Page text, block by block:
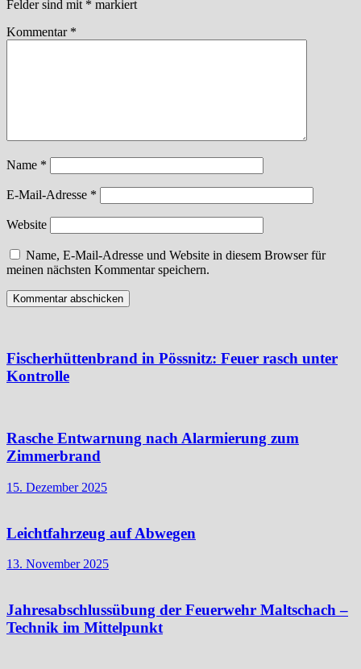
Felder sind mit * markiert
Kommentar *
Name *
E-Mail-Adresse *
Website
Name, E-Mail-Adresse und Website in diesem Browser für
meinen nächsten Kommentar speichern.
Fischerhüttenbrand in Pössnitz: Feuer rasch unter
Kontrolle
Rasche Entwarnung nach Alarmierung zum
Zimmerbrand
15. Dezember 2025
Leichtfahrzeug auf Abwegen
13. November 2025
Jahresabschlussübung der Feuerwehr Maltschach –
Technik im Mittelpunkt